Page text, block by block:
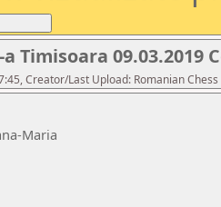
a Timisoara 09.03.2019
Creator/Last Upload: Romanian
Maria